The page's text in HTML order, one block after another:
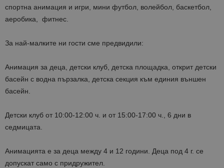
спортна анимация и игри, мини футбол, волейбол, баскетбол,
аеробика, фитнес.
За най-малките ни гости сме предвидили:
Анимация за деца, детски клуб, детска площадка, открит детски
басейн с водна пързалка, детска секция към единия външен
басейн.
Детски клуб от 10:00-12:00 ч. и от 15:00-17:00 ч., 6 дни в
седмицата.
Анимацията е за деца между 4 и 12 години. Деца под 4 г. се
допускат само с придружител.